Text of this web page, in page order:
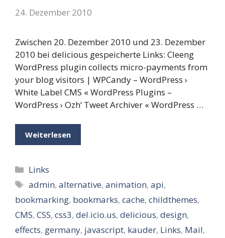
24. Dezember 2010
Zwischen 20. Dezember 2010 und 23. Dezember
2010 bei delicious gespeicherte Links: Cleeng
WordPress plugin collects micro-payments from
your blog visitors | WPCandy – WordPress ›
White Label CMS « WordPress Plugins –
WordPress › Ozh‘ Tweet Archiver « WordPress …
Weiterlesen
Kategorien
Links
Schlagwörter
admin,alternative,animation,api,
bookmarking, bookmarks, cache, childthemes,
CMS, CSS, css3, del.icio.us, delicious, design,
effects, germany, javascript, kauder, Links, Mail,